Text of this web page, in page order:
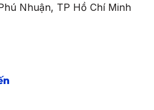
Nhuận, TP Hồ Chí Minh